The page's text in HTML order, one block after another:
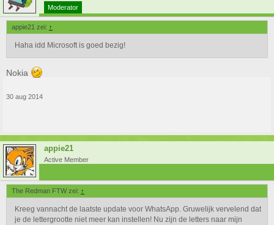
Moderator
appie21 zei: ↑
Haha idd Microsoft is goed bezig!
Nokia
30 aug 2014
appie21
Active Member
The Redman FTW zei: ↑
Kreeg vannacht de laatste update voor WhatsApp. Gruwelijk vervelend dat
je de lettergrootte niet meer kan instellen! Nu zijn de letters naar mijn